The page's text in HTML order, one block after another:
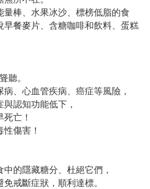
棒、水果冰沙、標榜低脂的食
餐麥片、含糖咖啡和飲料、蛋糕
聽。
、心血管疾病、癌症等風險，
認知功能低下，
亡！
傷害！
的隱藏糖分、杜絕它們，
戒斷症狀，順利達標。